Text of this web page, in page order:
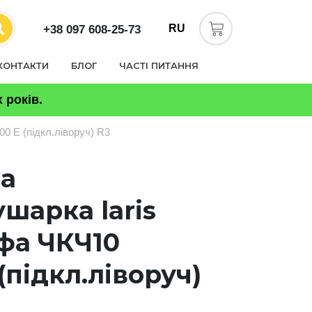
+38 097 608-25-73 RU
БЛОГ ЧАСТІ ПИТАННЯ
років.
Е (підкл.ліворуч) R3
laris
ЧКЧ10